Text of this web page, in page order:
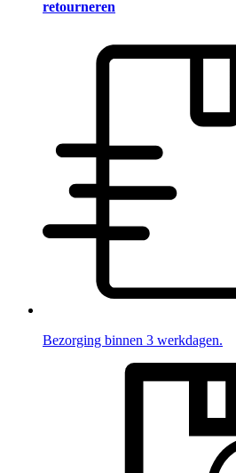
retourneren
Bezorging binnen 3 werkdagen.